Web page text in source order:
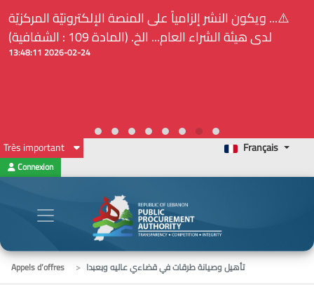
⚠️... ويكون النشر إلزامياً على المنصة الإلكترونيّة المركزيّة
لدى هيئة الشراء العام... الخ. (المادة 109 : الشفافية)
2026-02-24 13:48:11
Très important Français
Connexion
Appels d’offres
تأهيل وصيانة طرقات في قضاءي عاليه وبعبدا